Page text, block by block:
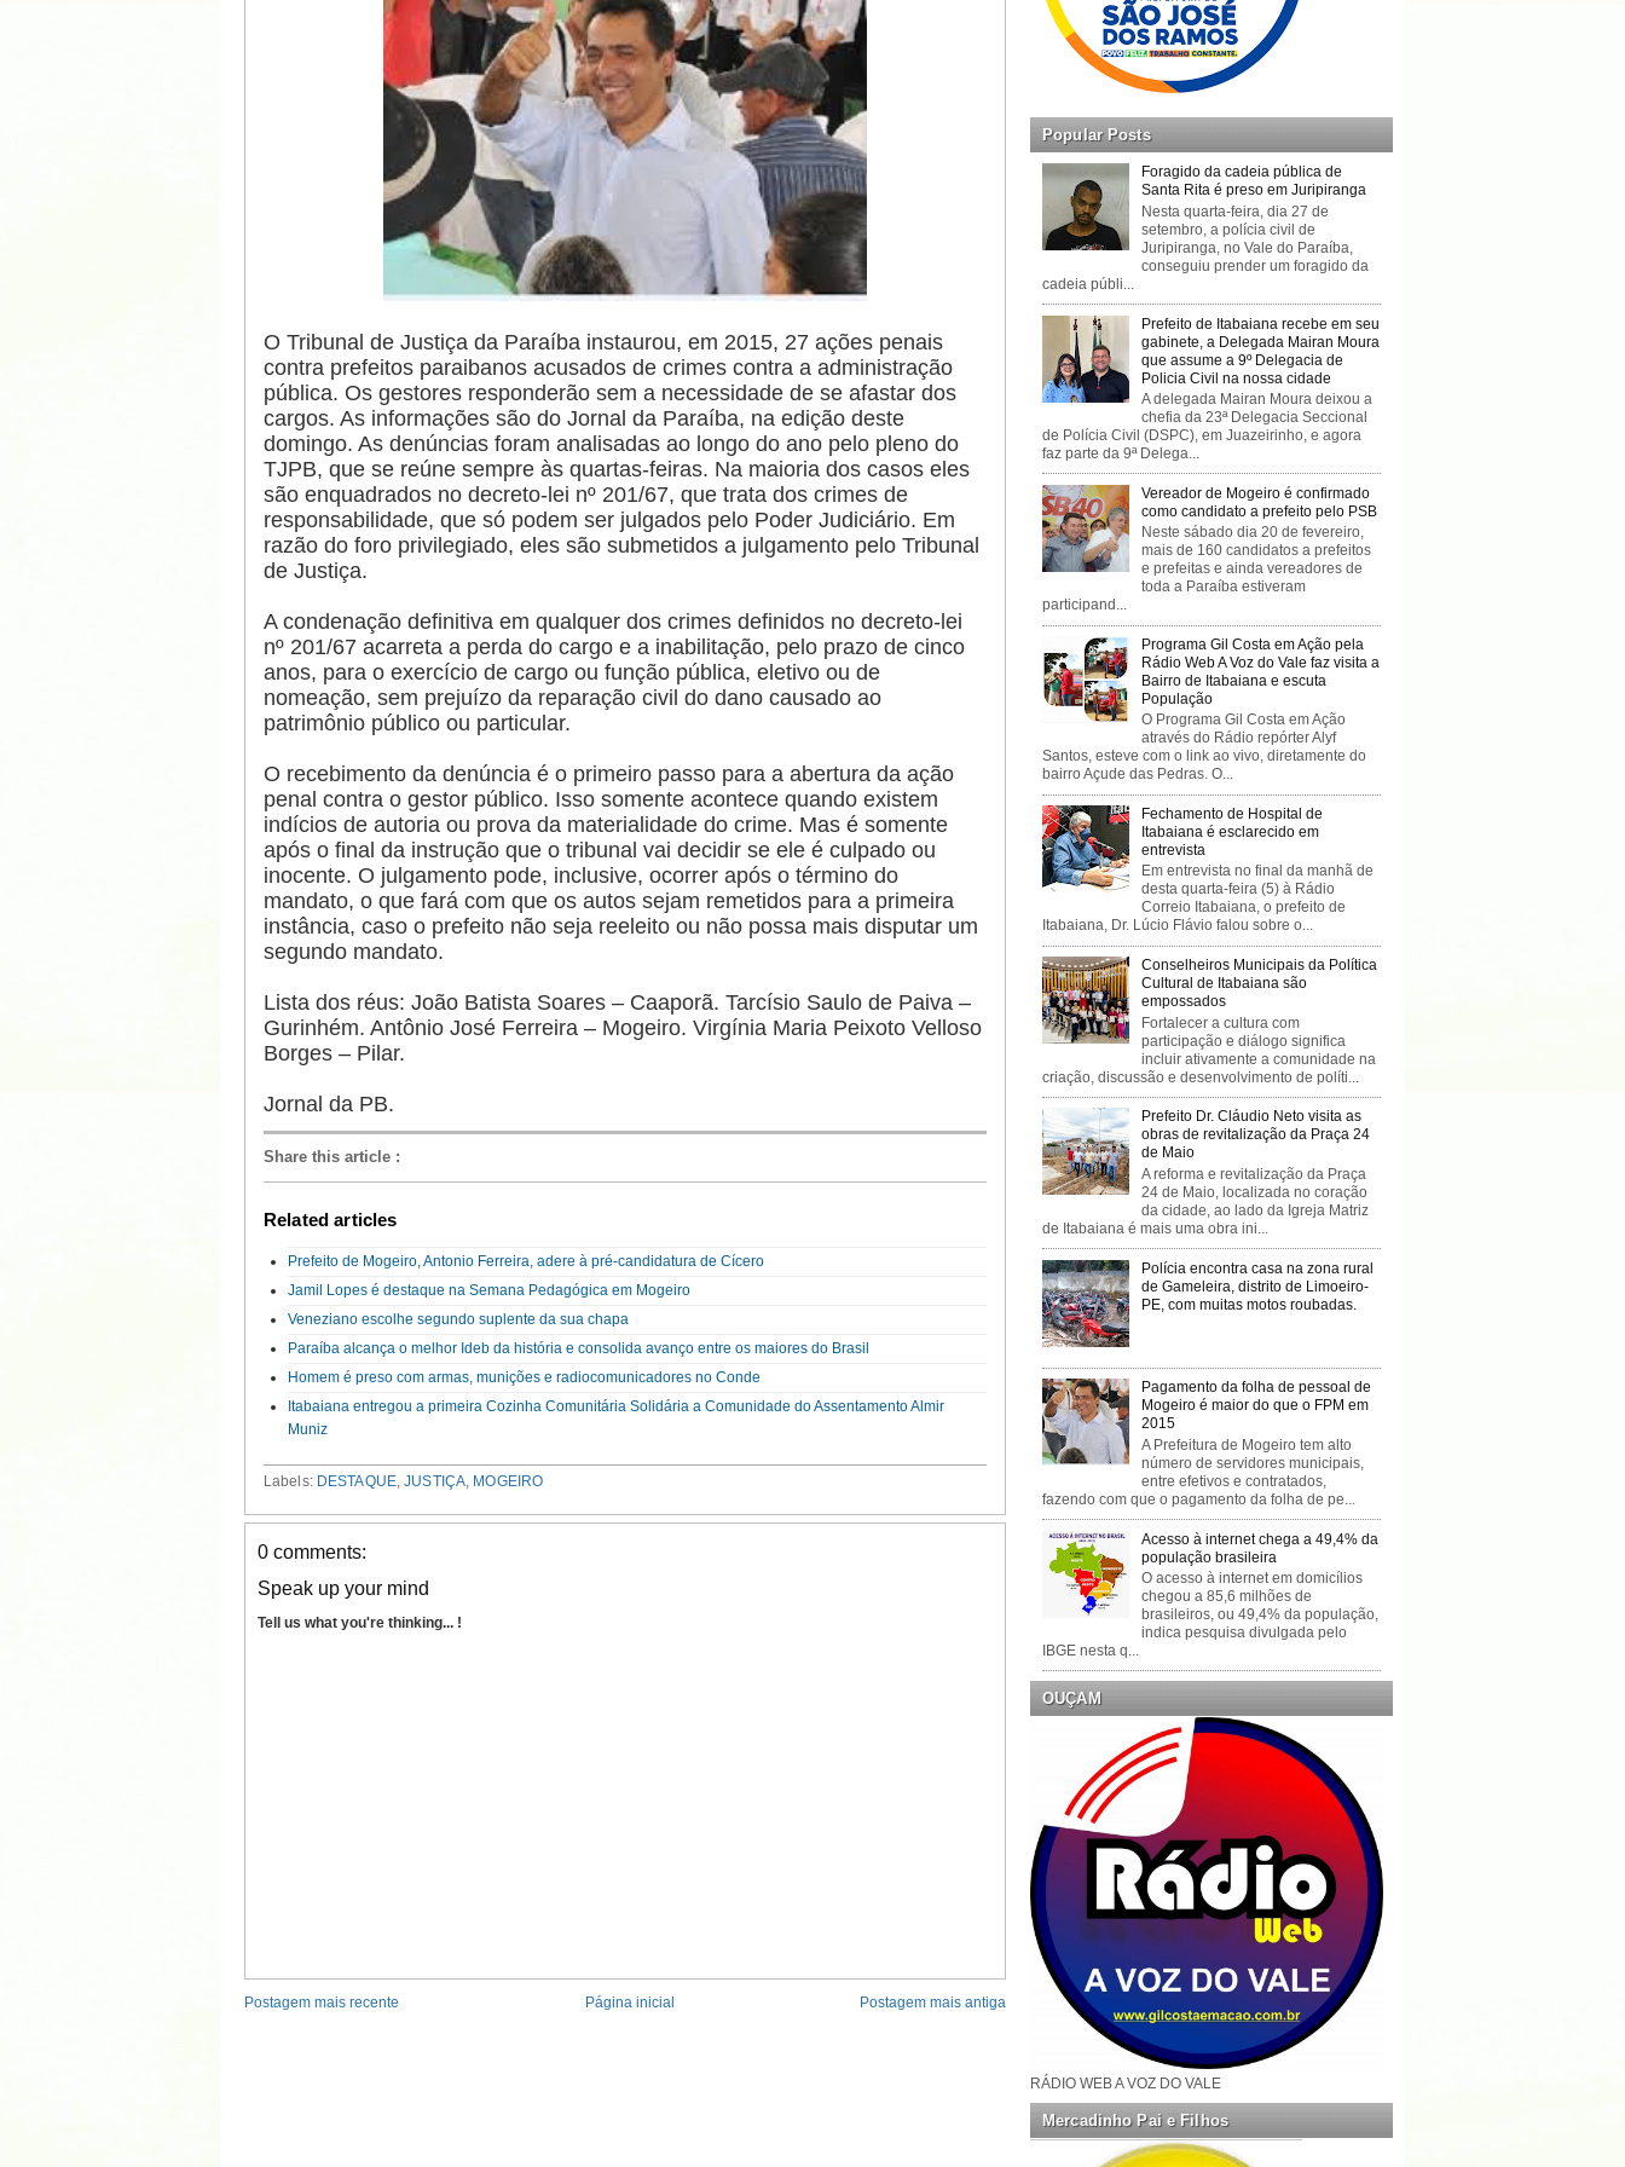
O Tribunal de Justiça da Paraíba instaurou, em 2015, 27 ações penais
contra prefeitos paraibanos acusados de crimes contra a administração
pública. Os gestores responderão sem a necessidade de se afastar dos
cargos. As informações são do Jornal da Paraíba, na edição deste
domingo. As denúncias foram analisadas ao longo do ano pelo pleno do
TJPB, que se reúne sempre às quartas-feiras. Na maioria dos casos eles
são enquadrados no decreto-lei nº 201/67, que trata dos crimes de
responsabilidade, que só podem ser julgados pelo Poder Judiciário. Em
razão do foro privilegiado, eles são submetidos a julgamento pelo Tribunal
de Justiça.
A condenação definitiva em qualquer dos crimes definidos no decreto-lei
nº 201/67 acarreta a perda do cargo e a inabilitação, pelo prazo de cinco
anos, para o exercício de cargo ou função pública, eletivo ou de
nomeação, sem prejuízo da reparação civil do dano causado ao
patrimônio público ou particular.
O recebimento da denúncia é o primeiro passo para a abertura da ação
penal contra o gestor público. Isso somente acontece quando existem
indícios de autoria ou prova da materialidade do crime. Mas é somente
após o final da instrução que o tribunal vai decidir se ele é culpado ou
inocente. O julgamento pode, inclusive, ocorrer após o término do
mandato, o que fará com que os autos sejam remetidos para a primeira
instância, caso o prefeito não seja reeleito ou não possa mais disputar um
segundo mandato.
Lista dos réus: João Batista Soares – Caaporã. Tarcísio Saulo de Paiva –
Gurinhém. Antônio José Ferreira – Mogeiro. Virgínia Maria Peixoto Velloso
Borges – Pilar.
Jornal da PB.
Share this article :
Related articles
Prefeito de Mogeiro, Antonio Ferreira, adere à pré-candidatura de Cícero
Jamil Lopes é destaque na Semana Pedagógica em Mogeiro
Veneziano escolhe segundo suplente da sua chapa
Paraíba alcança o melhor Ideb da história e consolida avanço entre os maiores do Brasil
Homem é preso com armas, munições e radiocomunicadores no Conde
Itabaiana entregou a primeira Cozinha Comunitária Solidária a Comunidade do Assentamento Almir
Muniz
Labels: DESTAQUE,JUSTIÇA MOGEIRO
0 comments:
Speak up your mind
Tell us what you're thinking... !
Postagem mais recente Postagem mais antiga
Página inicial
Popular Posts
Foragido da cadeia pública de
Santa Rita é preso em Juripiranga
Nesta quarta-feira, dia 27 de
setembro, a polícia civil de
Juripiranga, no Vale do Paraíba,
conseguiu prender um foragido da
cadeia públi...
Prefeito de Itabaiana recebe em seu
gabinete, a Delegada Mairan Moura
que assume a 9º Delegacia de
Policia Civil na nossa cidade
A delegada Mairan Moura deixou a
chefia da 23ª Delegacia Seccional
de Polícia Civil (DSPC), em Juazeirinho, e agora
faz parte da 9ª Delega...
Vereador de Mogeiro é confirmado
como candidato a prefeito pelo PSB
Neste sábado dia 20 de fevereiro,
mais de 160 candidatos a prefeitos
e prefeitas e ainda vereadores de
toda a Paraíba estiveram
participand...
Programa Gil Costa em Ação pela
Rádio Web A Voz do Vale faz visita a
Bairro de Itabaiana e escuta
População
O Programa Gil Costa em Ação
através do Rádio repórter Alyf
Santos, esteve com o link ao vivo, diretamente do
bairro Açude das Pedras. O...
Fechamento de Hospital de
Itabaiana é esclarecido em
entrevista
Em entrevista no final da manhã de
desta quarta-feira (5) à Rádio
Correio Itabaiana, o prefeito de
Itabaiana, Dr. Lúcio Flávio falou sobre o...
Conselheiros Municipais da Política
Cultural de Itabaiana são
empossados
Fortalecer a cultura com
participação e diálogo significa
incluir ativamente a comunidade na
criação, discussão e desenvolvimento de políti...
Prefeito Dr. Cláudio Neto visita as
obras de revitalização da Praça 24
de Maio
A reforma e revitalização da Praça
24 de Maio, localizada no coração
da cidade, ao lado da Igreja Matriz
de Itabaiana é mais uma obra ini...
Polícia encontra casa na zona rural
de Gameleira, distrito de Limoeiro-
PE, com muitas motos roubadas.
Pagamento da folha de pessoal de
Mogeiro é maior do que o FPM em
2015
A Prefeitura de Mogeiro tem alto
número de servidores municipais,
entre efetivos e contratados,
fazendo com que o pagamento da folha de pe...
Acesso à internet chega a 49,4% da
população brasileira
O acesso à internet em domicílios
chegou a 85,6 milhões de
brasileiros, ou 49,4% da população,
indica pesquisa divulgada pelo
IBGE nesta q...
OUÇAM
RÁDIO WEB A VOZ DO VALE
Mercadinho Pai e Filhos